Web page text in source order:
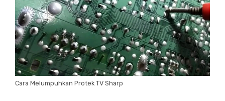
Cara Melumpuhkan Protek TV Sharp